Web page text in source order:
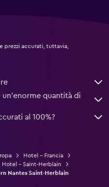
prezzi accurati, tuttavia,
quantità di
al 100%?
Hotel - Francia
Hotel - Saint-Herblain
Nantes Saint-Herblain